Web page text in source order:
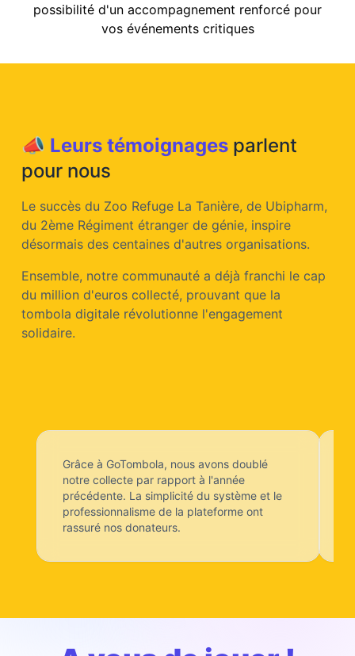
possibilité d'un accompagnement renforcé pour
vos événements critiques
📣 Leurs témoignages parlent
pour nous
Le succès du Zoo Refuge La Tanière, de Ubipharm,
du 2ème Régiment étranger de génie, inspire
désormais des centaines d'autres organisations.
Ensemble, notre communauté a déjà franchi le cap
du million d'euros collecté, prouvant que la
tombola digitale révolutionne l'engagement
solidaire.
Grâce à GoTombola, nous avons doublé
notre collecte par rapport à l'année
précédente. La simplicité du système et le
professionnalisme de la plateforme ont
rassuré nos donateurs.